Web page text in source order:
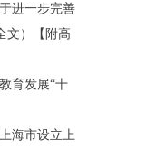
进一步完善
文）【附高
育发展“十
海市设立上